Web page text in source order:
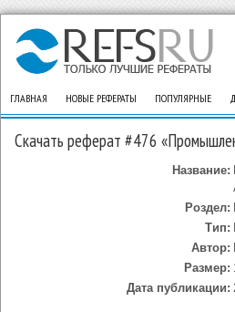
ГЛАВНАЯ НОВЫЕ РЕФЕРАТЫ ПОПУЛЯРНЫЕ
Скачать реферат #476
Название:
Роздел:
Тип:
Автор:
Размер:
Дата публикации: